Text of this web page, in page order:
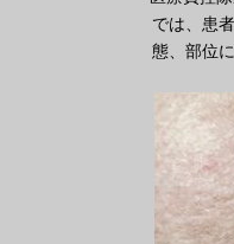
では、患
態、部位